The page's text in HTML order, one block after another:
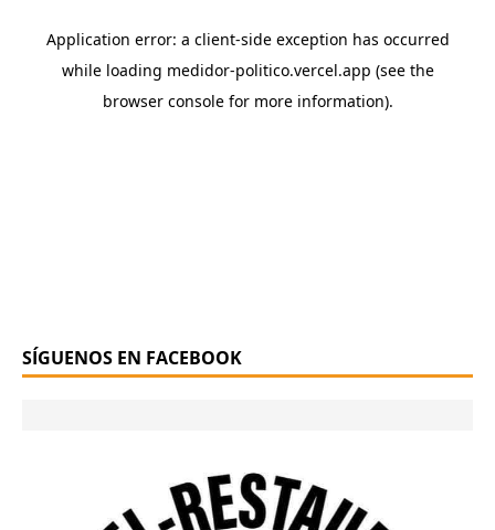
SÍGUENOS EN FACEBOOK